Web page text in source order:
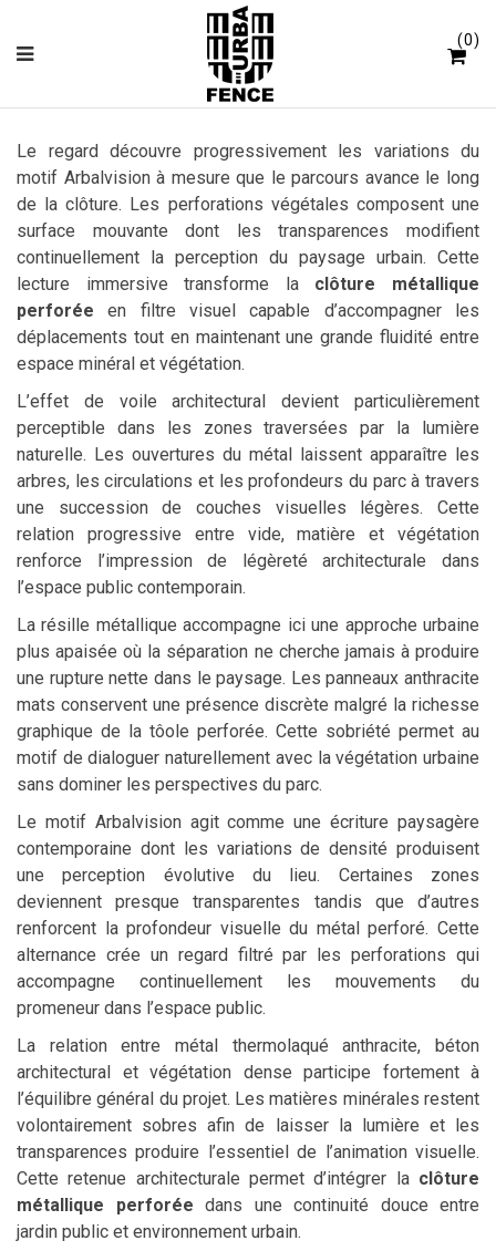
0
Le regard découvre progressivement les variations du
motif Arbalvision à mesure que le parcours avance le long
de la clôture. Les perforations végétales composent une
surface mouvante dont les transparences modifient
continuellement la perception du paysage urbain. Cette
lecture immersive transforme la clôture métallique
perforée en filtre visuel capable d’accompagner les
déplacements tout en maintenant une grande fluidité entre
espace minéral et végétation.
L’effet de voile architectural devient particulièrement
perceptible dans les zones traversées par la lumière
naturelle. Les ouvertures du métal laissent apparaître les
arbres, les circulations et les profondeurs du parc à travers
une succession de couches visuelles légères. Cette
relation progressive entre vide, matière et végétation
renforce l’impression de légèreté architecturale dans
l’espace public contemporain.
La résille métallique accompagne ici une approche urbaine
plus apaisée où la séparation ne cherche jamais à produire
une rupture nette dans le paysage. Les panneaux anthracite
mats conservent une présence discrète malgré la richesse
graphique de la tôole perforée. Cette sobriété permet au
motif de dialoguer naturellement avec la végétation urbaine
sans dominer les perspectives du parc.
Le motif Arbalvision agit comme une écriture paysagère
contemporaine dont les variations de densité produisent
une perception évolutive du lieu. Certaines zones
deviennent presque transparentes tandis que d’autres
renforcent la profondeur visuelle du métal perforé. Cette
alternance crée un regard filtré par les perforations qui
accompagne continuellement les mouvements du
promeneur dans l’espace public.
La relation entre métal thermolaqué anthracite, béton
architectural et végétation dense participe fortement à
l’équilibre général du projet. Les matières minérales restent
volontairement sobres afin de laisser la lumière et les
transparences produire l’essentiel de l’animation visuelle.
Cette retenue architecturale permet d’intégrer la clôture
métallique perforée dans une continuité douce entre
jardin public et environnement urbain.
Panneau de gestion des cookies